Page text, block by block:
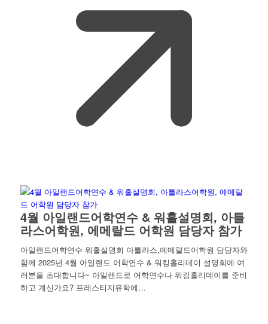
4월 아일랜드어학연수 & 워홀설명회, 아틀
라스어학원, 에메랄드 어학원 담당자 참가
아일랜드어학연수 워홀설명회 아틀라스,에메랄드어학원 담당자와
함께 2025년 4월 아일랜드 어학연수 & 워킹홀리데이 설명회에 여
러분을 초대합니다~ 아일랜드로 어학연수나 워킹홀리데이를 준비
하고 계신가요? 프레스티지유학에…